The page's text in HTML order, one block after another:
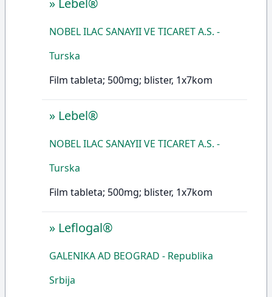
» Lebel®
NOBEL ILAC SANAYII VE TICARET A.S. -
Turska
Film tableta; 500mg; blister, 1x7kom
» Lebel®
NOBEL ILAC SANAYII VE TICARET A.S. -
Turska
Film tableta; 500mg; blister, 1x7kom
» Leflogal®
GALENIKA AD BEOGRAD - Republika
Srbija